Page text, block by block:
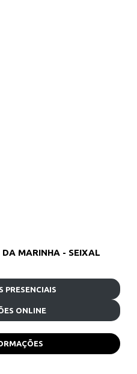
DA MARINHA - SEIXAL
PRESENCIAIS
ONLINE